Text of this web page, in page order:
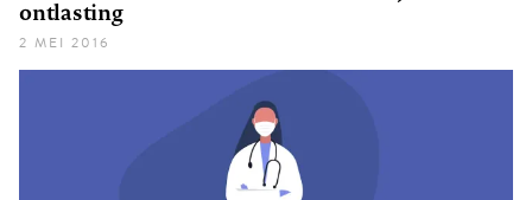
ontlasting
2 MEI 2016